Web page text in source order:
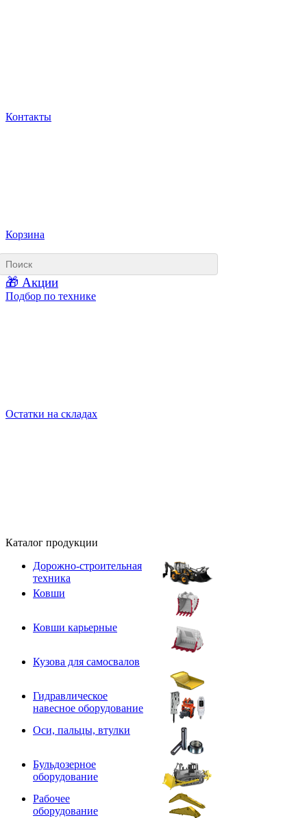
Контакты
Корзина
🎁 Акции
Подбор по технике
Остатки на складах
Каталог продукции
Дорожно-строительная
техника
Ковши
Ковши карьерные
Кузова для самосвалов
Гидравлическое
навесное оборудование
Оси, пальцы, втулки
Бульдозерное
оборудование
Рабочее
оборудование